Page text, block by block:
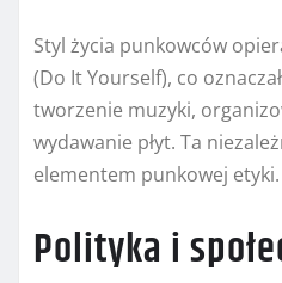
Styl życia punkowców
(Do It Yourself), co
tworzenie muzyki,
wydawanie płyt. Ta
elementem punkowej etyki.
Polityka i